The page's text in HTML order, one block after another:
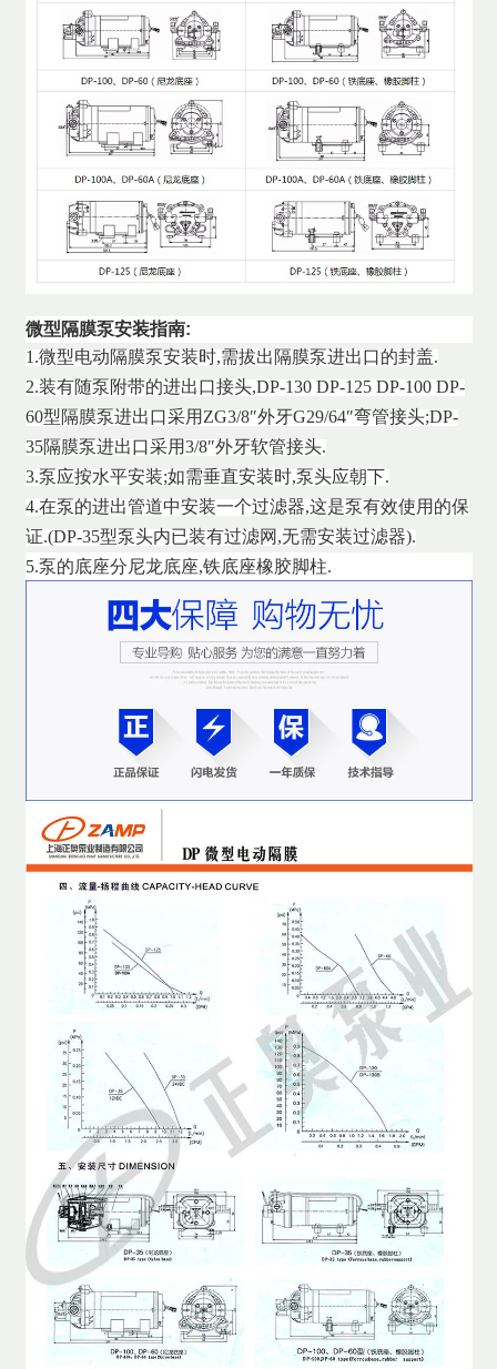
微型隔膜泵安装指南:
1.微型电动隔膜泵安装时,需拔出隔膜泵进出口的封盖.
2.装有随泵附带的进出口接头,DP-130 DP-125 DP-100 DP-
60型隔膜泵进出口采用ZG3/8″外牙G29/64″弯管接头;DP-
35隔膜泵进出口采用3/8″外牙软管接头.
3.泵应按水平安装;如需垂直安装时,泵头应朝下.
4.在泵的进出管道中安装一个过滤器,这是泵有效使用的保
证.(DP-35型泵头内已装有过滤网,无需安装过滤器).
5.泵的底座分尼龙底座,铁底座橡胶脚柱.